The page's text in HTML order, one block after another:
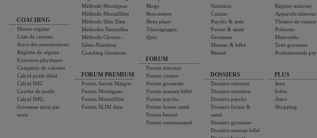
COACHING
Menus régime
Liste de courses
Suivi des mensurations
Réglette de régime
Exercices physiques
Compteur de calories
Calcul poids idéal
Calcul IMC
Courbe de poids
Calcul IMG
Grossesse mois par
mois
Méthode Montignac
Méthode MentalSlim
Méthode Slim Data
Méthodes Naturelles
Méthode Chrono-
Géno-Nutrition
Coaching Grossesse
FORUM PREMIUM
Forum Savoir Maigrir
Forum Montignac
Forum MentalSlim
Forum SLIM data
Blogs
Rencontres
Bons plans
Témoignages
Quiz
FORUM
Forum minceur
Forum cuisine
Forum grossesse
Forum maman bébé
Forum psycho
Forum forme santé
Forum beauté
Forum communauté
Nutrition
Cuisine
Psycho & tests
Forme & santé
Grossesse
Maman & bébé
Beauté
DOSSIERS
Dossiers minceur
Dossiers nutrition
Dossiers psycho
Dossiers forme &
santé
Dossiers grossesse
Dossiers maman bébé
Régime minceur
Appareils minceur
Thèmes de cuisine
Prénoms
Maternités
Tests grossesse
Professionnels psy
PLUS
Jeux
Infos
Astro
Shopping